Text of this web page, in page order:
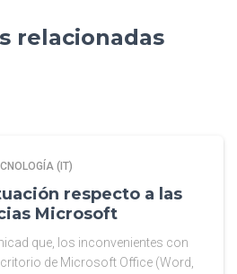
relacionadas
(IT)
respecto a las
Microsoft
que, los inconvenientes con
de Microsoft Office (Word,